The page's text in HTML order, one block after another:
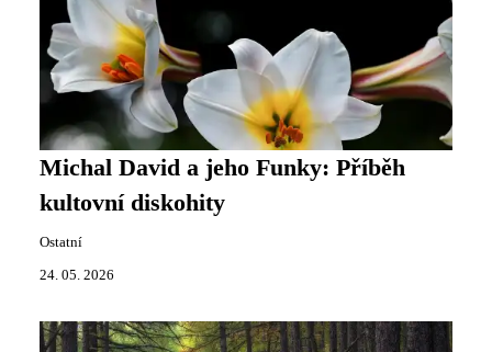
Michal David a jeho Funky: Příběh
kultovní diskohity
Ostatní
24. 05. 2026